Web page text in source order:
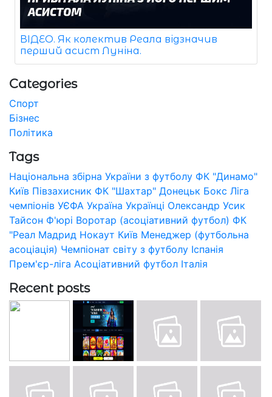
ВІДЕО. Як колектив Реала відзначив
перший асист Луніна.
Categories
Спорт
Бізнес
Політика
Tags
Національна збірна України з футболу ФК "Динамо"
Київ Півзахисник ФК "Шахтар" Донецьк Бокс Ліга
чемпіонів УЄФА Україна Українці Олександр Усик
Тайсон Ф'юрі Воротар (асоціативний футбол) ФК
"Реал Мадрид Нокаут Київ Менеджер (футбольна
асоціація) Чемпіонат світу з футболу Іспанія
Прем'єр-ліга Асоціативний футбол Італія
Recent posts